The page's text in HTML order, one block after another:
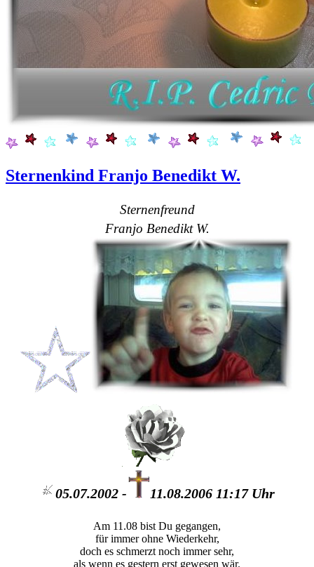
Sternenkind Franjo Benedikt W.
Sternenfreund
Franjo Benedikt W.
05.07.2002 - 11.08.2006 11:17 Uhr
Am 11.08 bist Du gegangen,
für immer ohne Wiederkehr,
doch es schmerzt noch immer sehr,
als wenn es gestern erst gewesen wär.